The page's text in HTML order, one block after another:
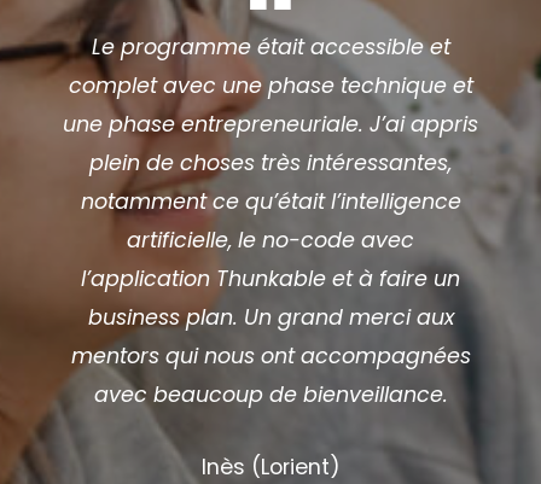
Le programme était accessible et
complet avec une phase technique et
une phase entrepreneuriale. J’ai appris
plein de choses très intéressantes,
notamment ce qu’était l’intelligence
artificielle, le no-code avec
l’application Thunkable et à faire un
business plan. Un grand merci aux
mentors qui nous ont accompagnées
avec beaucoup de bienveillance.
Inès (Lorient)